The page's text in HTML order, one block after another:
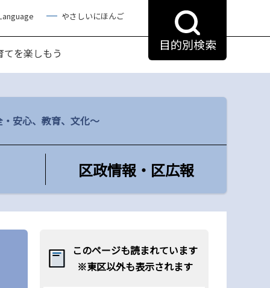
やさしいにほんご
目的別検索
てを楽しもう
安心、教育、文化～
区政情報・区広報
このページも読まれています
※東区以外も表示されます